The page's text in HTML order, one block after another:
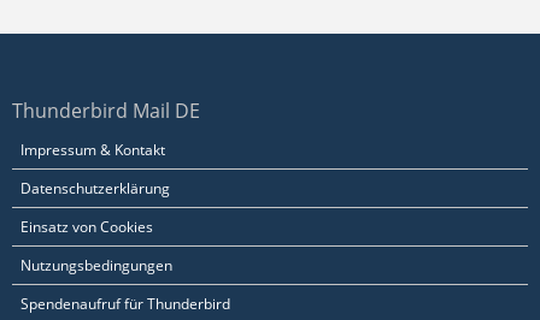
Thunderbird Mail DE
Impressum & Kontakt
Datenschutzerklärung
Einsatz von Cookies
Nutzungsbedingungen
Spendenaufruf für Thunderbird